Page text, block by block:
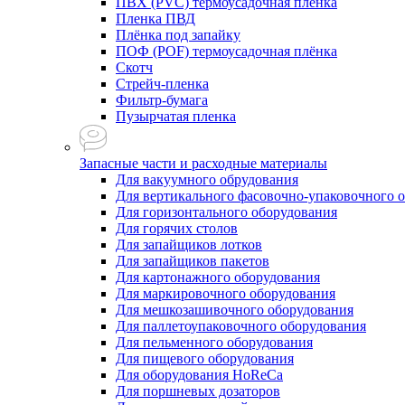
Пленка ПВД
Плёнка под запайку
ПОФ (POF) термоусадочная плёнка
Скотч
Стрейч-пленка
Фильтр-бумага
Пузырчатая пленка
Запасные части и расходные материалы
Для вакуумного обрудования
Для вертикального фасовочно-упаковочного
Для горизонтального оборудования
Для горячих столов
Для запайщиков лотков
Для запайщиков пакетов
Для картонажного оборудования
Для маркировочного оборудования
Для мешкозашивочного оборудования
Для паллетоупаковочного оборудования
Для пельменного оборудования
Для пищевого оборудования
Для оборудования HoReCa
Для поршневых дозаторов